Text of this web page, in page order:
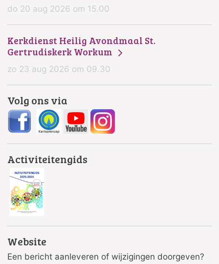
do 20 aug 2026 om 15.00
Kerkdienst Heilig Avondmaal St.
Gertrudiskerk Workum
zo 23 aug 2026 om 09.30
Volg ons via
Activiteitengids
Website
Een bericht aanleveren of wijzigingen doorgeven?